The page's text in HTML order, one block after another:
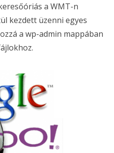
a WMT-n
kezdett üzenni egyes
a wp-admin mappában